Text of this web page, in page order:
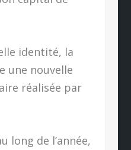
identité, la
une nouvelle
réalisée par
long de l’année,